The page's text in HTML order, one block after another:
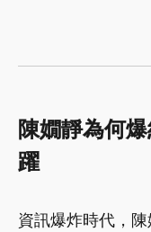
陳嫺靜為何
躍
資訊爆炸時代，